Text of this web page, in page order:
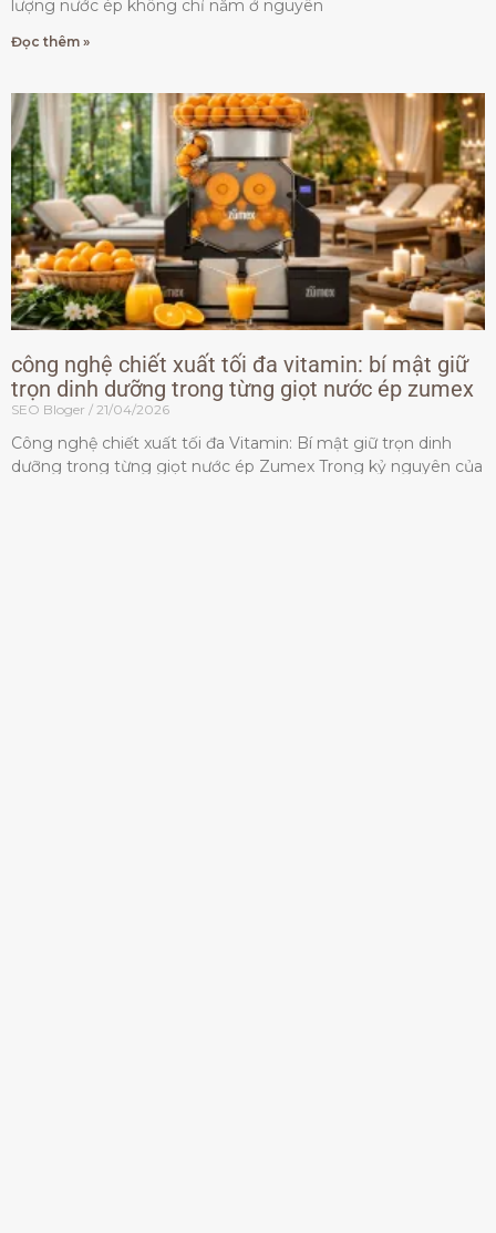
lượng nước ép không chỉ nằm ở nguyên
Đọc thêm »
công nghệ chiết xuất tối đa vitamin: bí mật giữ
trọn dinh dưỡng trong từng giọt nước ép zumex
SEO Bloger 21/04/2026
Công nghệ chiết xuất tối đa Vitamin: Bí mật giữ trọn dinh
dưỡng trong từng giọt nước ép Zumex Trong kỷ nguyên của